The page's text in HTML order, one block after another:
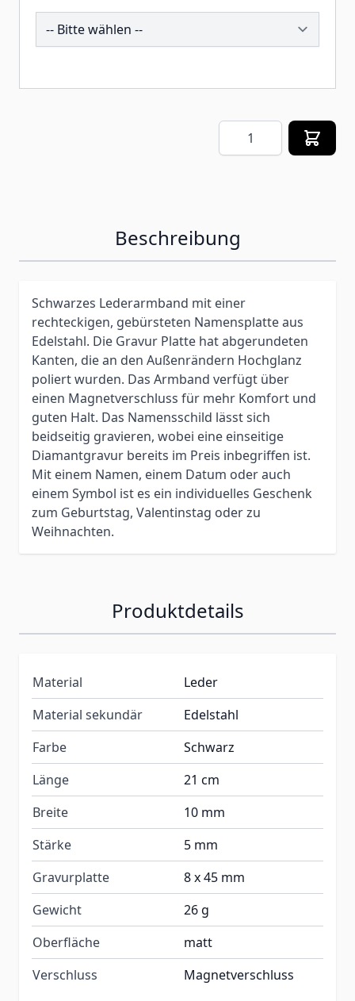
260086
Menge
Beschreibung
Schwarzes Lederarmband mit einer
rechteckigen, gebürsteten Namensplatte aus
Edelstahl. Die Gravur Platte hat abgerundeten
Kanten, die an den Außenrändern Hochglanz
poliert wurden. Das Armband verfügt über
einen Magnetverschluss für mehr Komfort und
guten Halt. Das Namensschild lässt sich
beidseitig gravieren, wobei eine einseitige
Diamantgravur bereits im Preis inbegriffen ist.
Mit einem Namen, einem Datum oder auch
einem Symbol ist es ein individuelles Geschenk
zum Geburtstag, Valentinstag oder zu
Weihnachten.
Produktdetails
Material
Leder
Material sekundär
Edelstahl
Farbe
Schwarz
Länge
21 cm
Breite
10 mm
Stärke
5 mm
Gravurplatte
8 x 45 mm
Gewicht
26 g
Oberfläche
matt
Verschluss
Magnetverschluss